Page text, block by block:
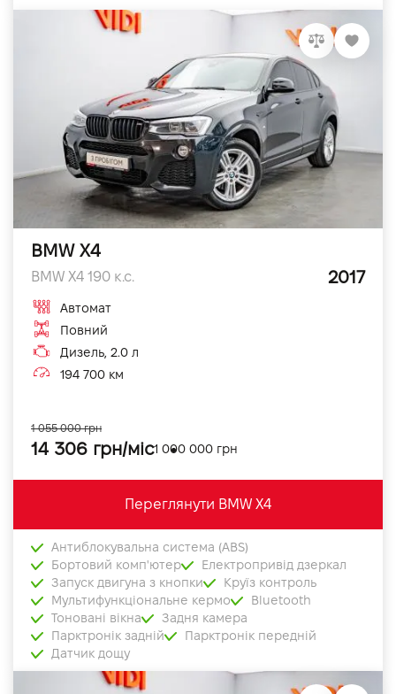
BMW X4
BMW X4 190 к.с. 2017
Автомат
Повний
Дизель, 2.0 л
194 700 км
14 306 грн/міс1 000 000 грн
1 055 000 грн
Переглянути BMW X4
Антиблокувальна система (ABS)
Бортовий комп'ютер
Електропривід дзеркал
Запуск двигуна з кнопки
Круїз контроль
Мультифункціональне кермо
Bluetooth
Тоновані вікна
Задня камера
Парктронік задній
Парктронік передній
Датчик дощу